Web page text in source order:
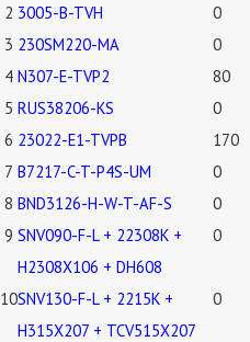
2 3005-B-TVH 0
3 230SM220-MA 0
4 N307-E-TVP2 80
5 RUS38206-KS 0
6 23022-E1-TVPB 170
7 B7217-C-T-P4S-UM 0
8 BND3126-H-W-T-AF-S 0
9 SNV090-F-L + 22308K +
H2308X106 + DH608
0
10SNV130-F-L + 2215K +
H315X207 + TCV515X207
0